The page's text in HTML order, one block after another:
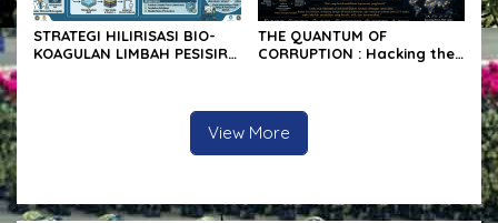
STRATEGI HILIRISASI BIO-
KOAGULAN LIMBAH PESISIR
Implementasi Multi-Tahap
Eksperimental TIRTANADI
THE QUANTUM OF
CORRUPTION : Hacking the
Node Jantung &
Kesadaran Transendental
“CCTV Ilaaahi”
View More